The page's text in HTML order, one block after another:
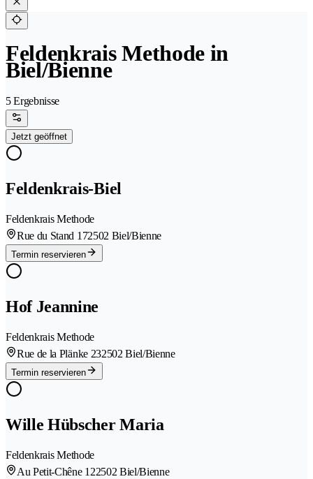
Feldenkrais Methode in
Biel/Bienne
5 Ergebnisse
Jetzt geöffnet
Feldenkrais-Biel
Feldenkrais Methode
Rue du Stand 172502 Biel/Bienne
Termin reservieren
Hof Jeannine
Feldenkrais Methode
Rue de la Plänke 232502 Biel/Bienne
Termin reservieren
Wille Hübscher Maria
Feldenkrais Methode
Au Petit-Chêne 122502 Biel/Bienne